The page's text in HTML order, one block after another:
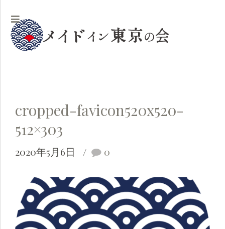
cropped-favicon520x520-
512×303
2020年5月6日 0